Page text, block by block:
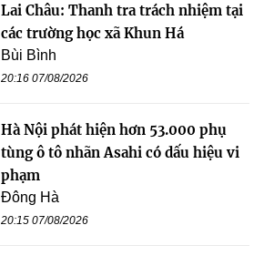
Lai Châu: Thanh tra trách nhiệm tại
các trường học xã Khun Há
Bùi Bình
20:16 07/08/2026
Hà Nội phát hiện hơn 53.000 phụ
tùng ô tô nhãn Asahi có dấu hiệu vi
phạm
Đông Hà
20:15 07/08/2026